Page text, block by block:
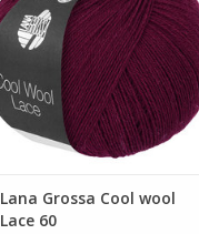
Lana Grossa Cool wool
Lace 60